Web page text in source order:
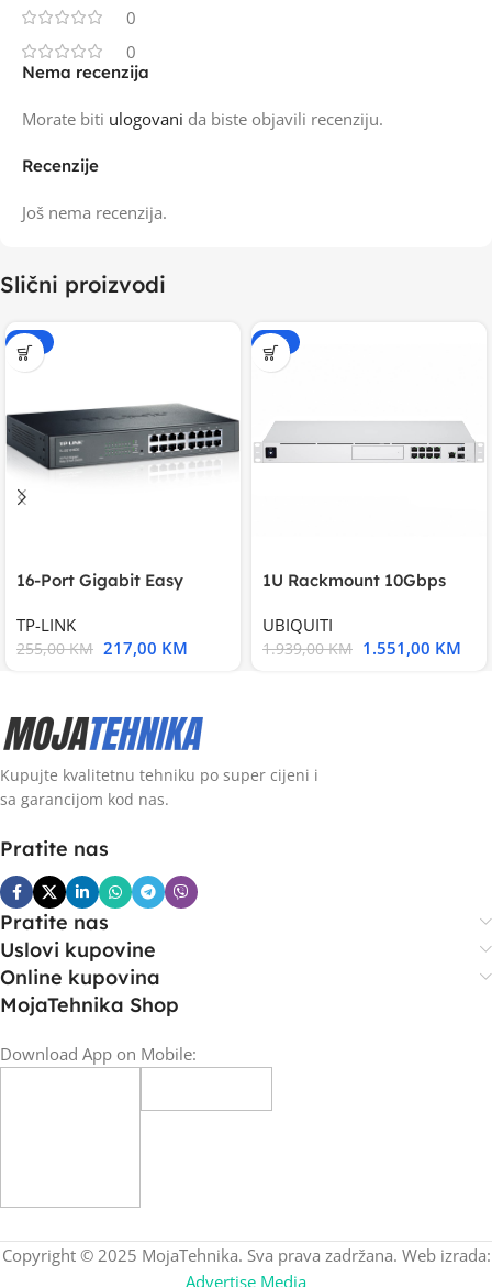
0
0
Recenzije
Još nema recenzija.
Nema recenzija
Morate biti ulogovani da biste objavili recenziju.
Slični proizvodi
-15%
16-Port Gigabit Easy
TP-LINK
255,00KM 217,00 KM
-20%
1U Rackmount 10Gbps
UBIQUITI
1.939,00KM 1.551,00 KM
Kupujte kvalitetnu tehniku po super cijeni i
sa garancijom kod nas.
Pratite nas
Pratite nas
Uslovi kupovine
Online kupovina
MojaTehnika Shop
Download App on Mobile:
Copyright © 2025 MojaTehnika. Sva prava zadržana. Web izrada:
Advertise Media